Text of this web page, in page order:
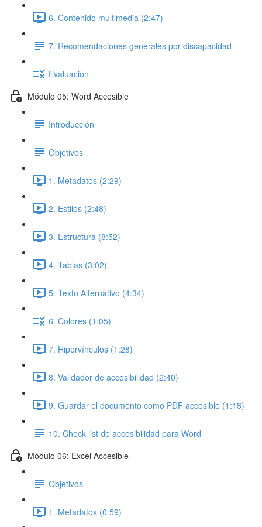
6. Contenido multimedia (2:47)
7. Recomendaciones generales por discapacidad
Evaluación
Módulo 05: Word Accesible
Introducción
Objetivos
1. Metadatos (2:29)
2. Estilos (2:48)
3. Estructura (8:52)
4. Tablas (3:02)
5. Texto Alternativo (4:34)
6. Colores (1:05)
7. Hipervínculos (1:28)
8. Validador de accesibilidad (2:40)
9. Guardar el documento como PDF accesible (1:18)
10. Check list de accesibilidad para Word
Módulo 06: Excel Accesible
Objetivos
1. Metadatos (0:59)